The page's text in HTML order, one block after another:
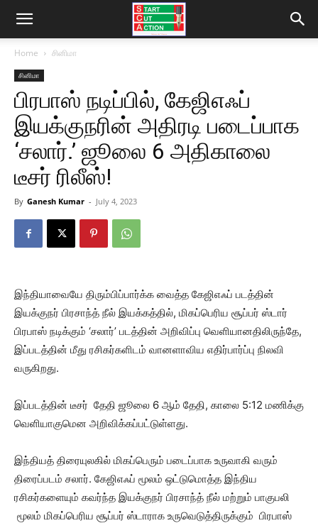
Home சினிமா
சினிமா
பிரபாஸ் நடிப்பில், கேஜிஎஃப்
இயக்குநரின் அதிரடி படைப்பாக
‘சலார்.’ ஜூலை 6 அதிகாலை
டீசர் ரிலீஸ்!
By Ganesh Kumar - July 4, 2023
இந்தியாவையே திரும்பிப்பார்க்க வைத்த கேஜிஎஃப் படத்தின்
இயக்குநர் பிரசாந்த் நீல் இயக்கத்தில், மிகப்பெரிய சூப்பர் ஸ்டார்
பிரபாஸ் நடிக்கும் ‘சலார்’ படத்தின் அறிவிப்பு வெளியானதிலிருந்தே,
இப்படத்தின் மீது ரசிகர்களிடம் வானளாவிய எதிர்பார்ப்பு நிலவி
வருகிறது.
இப்படத்தின் டீசர் தேதி ஜூலை 6 ஆம் தேதி, காலை 5:12 மணிக்கு
வெளியாகுமென அறிவிக்கப்பட்டுள்ளது.
இந்தியத் திரையுலகில் மிகப்பெரும் படைப்பாக உருவாகி வரும்
திரைப்படம் சலார். கேஜிஎஃப் மூலம் ஒட்டுமொத்த இந்திய
ரசிகர்களையும் கவர்ந்த இயக்குநர் பிரசாந்த் நீல் மற்றும் பாகுபலி
மூலம் மிகப்பெரிய சூப்பர் ஸ்டாராக உருவெடுத்திருக்கும் பிரபாஸ்